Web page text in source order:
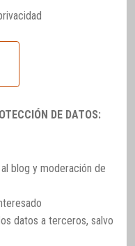
DE DATOS:
blog y moderación de
datos a terceros, salvo